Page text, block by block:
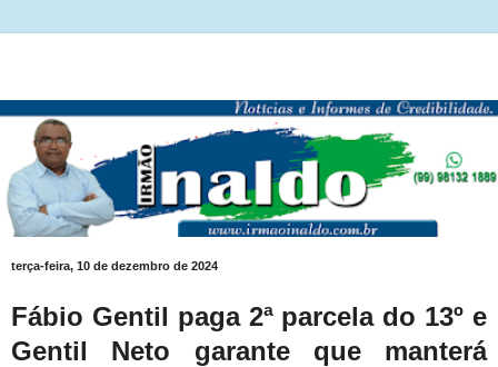
terça-feira, 10 de dezembro de 2024
Fábio Gentil paga 2ª parcela do 13º e
Gentil Neto garante que manterá